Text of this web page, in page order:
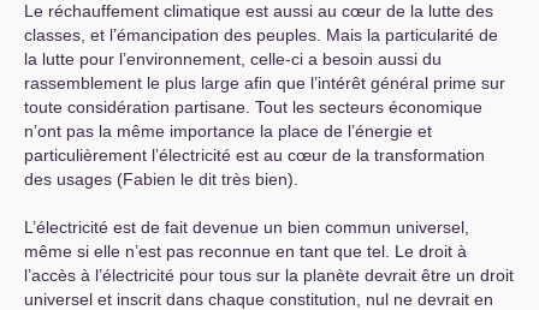
Le réchauffement climatique est aussi au cœur de la lutte des
classes, et l’émancipation des peuples. Mais la particularité de
la lutte pour l’environnement, celle-ci a besoin aussi du
rassemblement le plus large afin que l’intérêt général prime sur
toute considération partisane. Tout les secteurs économique
n’ont pas la même importance la place de l’énergie et
particulièrement l’électricité est au cœur de la transformation
des usages (Fabien le dit très bien).
L’électricité est de fait devenue un bien commun universel,
même si elle n’est pas reconnue en tant que tel. Le droit à
l’accès à l’électricité pour tous sur la planète devrait être un droit
universel et inscrit dans chaque constitution, nul ne devrait en